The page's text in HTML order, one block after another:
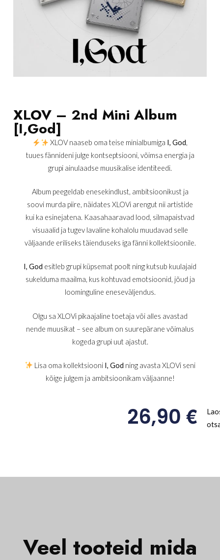
XLOV – 2nd Mini Album
[I,God]
XLOV naaseb oma teise minialbumiga I, God,
tuues fännideni julge kontseptsiooni, võimsa energia ja
grupi ainulaadse muusikalise identiteedi.
Album peegeldab enesekindlust, ambitsioonikust ja
soovi murda piire, näidates XLOVi arengut nii artistide
kui ka esinejatena. Kaasahaaravad lood, silmapaistvad
visuaalid ja tugev lavaline kohalolu muudavad selle
väljaande eriliseks täienduseks iga fänni kollektsioonile.
I, God esitleb grupi küpsemat poolt ning kutsub kuulajaid
sukelduma maailma, kus kohtuvad emotsioonid, jõud ja
loominguline eneseväljendus.
Olgu sa XLOVi pikaajaline toetaja või alles avastad
nende muusikat – see album on suurepärane võimalus
kogeda grupi uut ajastut.
Lisa oma kollektsiooni I, God ning avasta XLOVi seni
kõige julgem ja ambitsioonikam väljaanne!
26,90€
Veel tooteid mida